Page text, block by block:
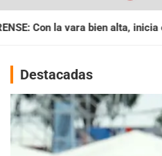
el Campeonato Clausura
Destacadas